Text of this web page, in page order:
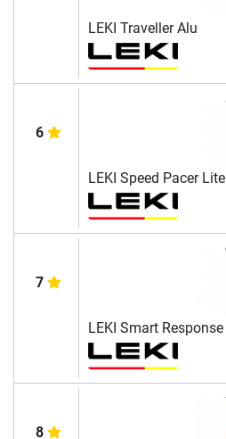
LEKI Traveller Alu
6
LEKI Speed Pacer Lite
7
LEKI Smart Response
8